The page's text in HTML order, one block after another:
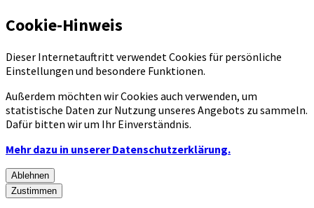
Cookie-Hinweis
Dieser Internetauftritt verwendet Cookies für persönliche
Einstellungen und besondere Funktionen.
Außerdem möchten wir Cookies auch verwenden, um
statistische Daten zur Nutzung unseres Angebots zu sammeln.
Dafür bitten wir um Ihr Einverständnis.
Mehr dazu in unserer Datenschutzerklärung.
Ablehnen
Zustimmen